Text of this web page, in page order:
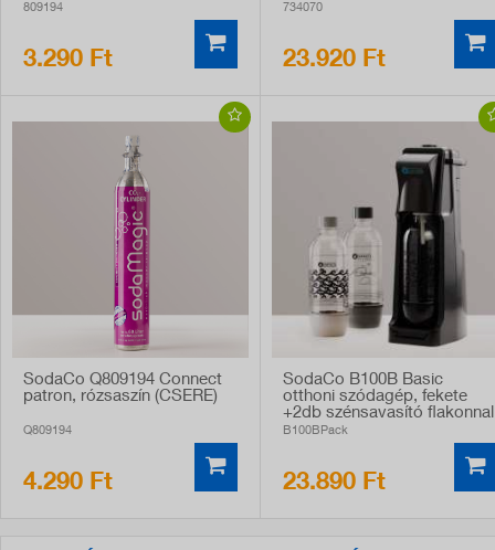
809194
3.290 Ft
734070
23.920 Ft
SodaCo Q809194 Connect
patron, rózsaszín (CSERE)
Q809194
4.290 Ft
SodaCo B100B Basic
otthoni szódagép, fekete
+2db szénsavasító flakonnal
B100BPack
23.890 Ft